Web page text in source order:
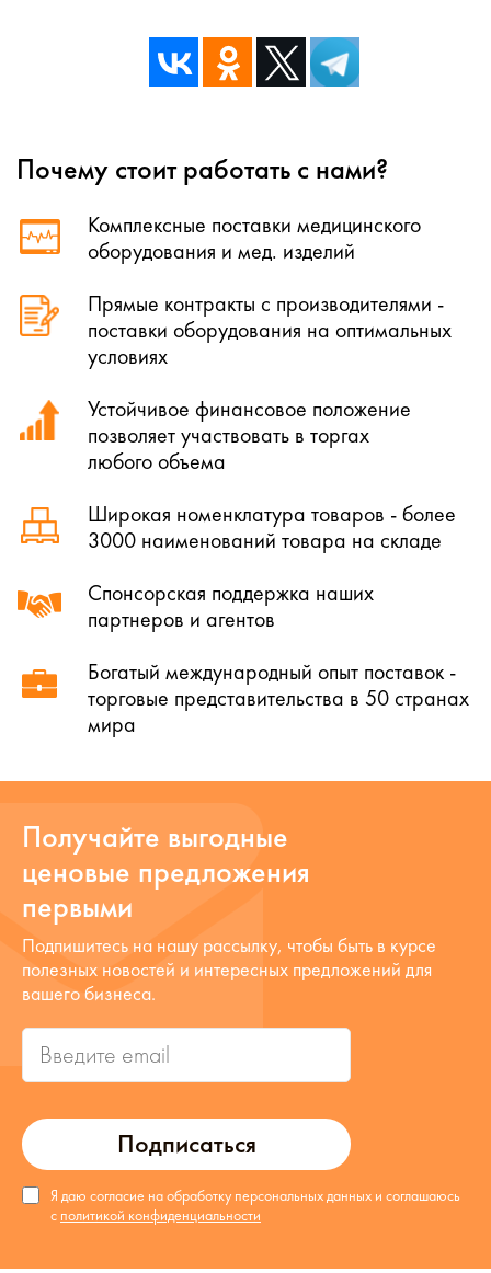
Почему стоит работать с нами?
Комплексные поставки медицинского
оборудования и мед. изделий
Прямые контракты с производителями -
поставки оборудования на оптимальных
условиях
Устойчивое финансовое положение
позволяет участвовать в торгах
любого объема
Широкая номенклатура товаров - более
3000 наименований товара на складе
Спонсорская поддержка наших
партнеров и агентов
Богатый международный опыт поставок -
торговые представительства в 50 странах
мира
Получайте выгодные
ценовые предложения
первыми
Подписаться
Я даю согласие на обработку персональных данных и соглашаюсь
с политикой конфиденциальности
Подпишитесь на нашу рассылку, чтобы быть в курсе
полезных новостей и интересных предложений для
вашего бизнеса.